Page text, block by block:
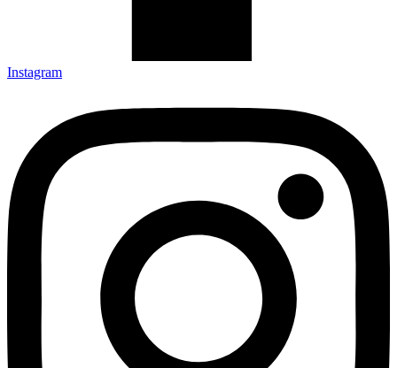
Instagram